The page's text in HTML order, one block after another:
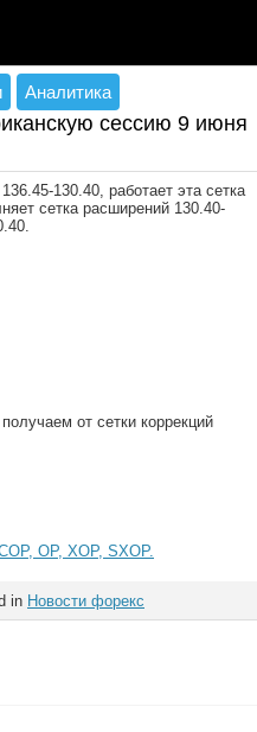
Аналитика
сессию 9 июня
130.40, работает эта сетка
сетка расширений 130.40-
от сетки коррекций
OP, XOP, SXOP.
in Новости форекс